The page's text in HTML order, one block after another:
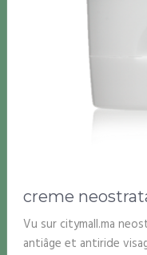
creme
Vu sur citymall.ma
antiâge et antiride